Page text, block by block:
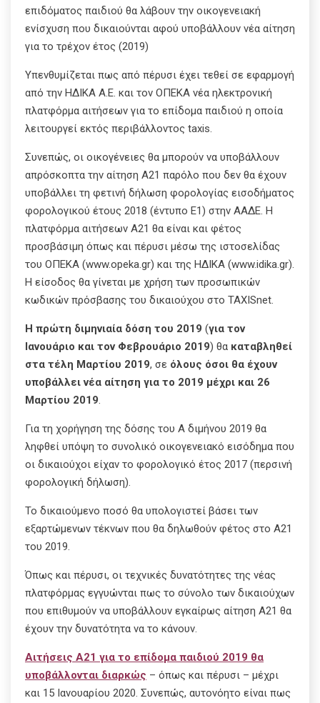
επιδόματος παιδιού θα λάβουν την οικογενειακή
ενίσχυση που δικαιούνται αφού υποβάλλουν νέα αίτηση
για το τρέχον έτος (2019)
Υπενθυμίζεται πως από πέρυσι έχει τεθεί σε εφαρμογή
από την ΗΔΙΚΑ Α.Ε. και τον ΟΠΕΚΑ νέα ηλεκτρονική
πλατφόρμα αιτήσεων για το επίδομα παιδιού η οποία
λειτουργεί εκτός περιβάλλοντος taxis.
Συνεπώς, οι οικογένειες θα μπορούν να υποβάλλουν
απρόσκοπτα την αίτηση Α21 παρόλο που δεν θα έχουν
υποβάλλει τη φετινή δήλωση φορολογίας εισοδήματος
φορολογικού έτους 2018 (έντυπο Ε1) στην ΑΑΔΕ. Η
πλατφόρμα αιτήσεων Α21 θα είναι και φέτος
προσβάσιμη όπως και πέρυσι μέσω της ιστοσελίδας
του ΟΠΕΚΑ (www.opeka.gr) και της ΗΔΙΚΑ (www.idika.gr).
Η είσοδος θα γίνεται με χρήση των προσωπικών
κωδικών πρόσβασης του δικαιούχου στο TAXISnet.
Η πρώτη διμηνιαία δόση του 2019 (για τον
Ιανουάριο και τον Φεβρουάριο 2019) θα καταβληθεί
στα τέλη Μαρτίου 2019, σε όλους όσοι θα έχουν
υποβάλλει νέα αίτηση για το 2019 μέχρι και 26
Μαρτίου 2019
Για τη χορήγηση της δόσης του Α διμήνου 2019 θα
ληφθεί υπόψη το συνολικό οικογενειακό εισόδημα που
οι δικαιούχοι είχαν το φορολογικό έτος 2017 (περσινή
φορολογική δήλωση).
Το δικαιούμενο ποσό θα υπολογιστεί βάσει των
εξαρτώμενων τέκνων που θα δηλωθούν φέτος στο Α21
του 2019.
Όπως και πέρυσι, οι τεχνικές δυνατότητες της νέας
πλατφόρμας εγγυώνται πως το σύνολο των δικαιούχων
που επιθυμούν να υποβάλλουν εγκαίρως αίτηση Α21 θα
έχουν την δυνατότητα να το κάνουν.
Αιτήσεις Α21 για το επίδομα παιδιού 2019 θα
υποβάλλονται διαρκώς – όπως και πέρυσι – μέχρι
και 15 Ιανουαρίου 2020. Συνεπώς, αυτονόητο είναι πως